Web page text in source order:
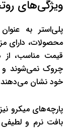
ویژگی‌های
پلی‌استر به
محصولات، دارای
قیمت مناسب، از
چروک نمی‌شوند و
خود نشان
پارچه‌های میکرو
بافت نرم و